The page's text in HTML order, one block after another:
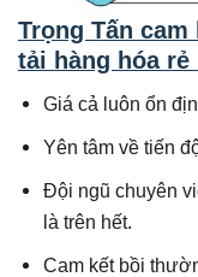
Trọng Tấn
tải hàng hóa rẻ
Giá cả luôn ổn
Yên tâm về tiến
Đội ngũ chuyên
là trên hết.
Cam kết bồi